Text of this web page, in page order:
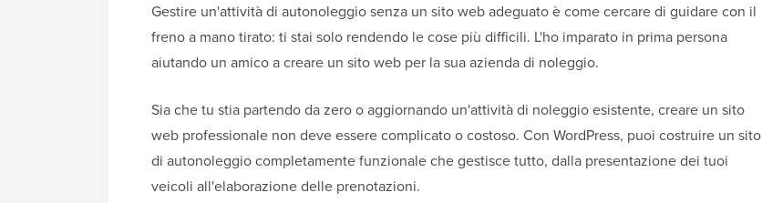
Gestire un'attività di autonoleggio senza un sito web adeguato è come cercare di guidare con il
freno a mano tirato: ti stai solo rendendo le cose più difficili. L'ho imparato in prima persona
aiutando un amico a creare un sito web per la sua azienda di noleggio.
Sia che tu stia partendo da zero o aggiornando un'attività di noleggio esistente, creare un sito
web professionale non deve essere complicato o costoso. Con WordPress, puoi costruire un sito
di autonoleggio completamente funzionale che gestisce tutto, dalla presentazione dei tuoi
veicoli all'elaborazione delle prenotazioni.